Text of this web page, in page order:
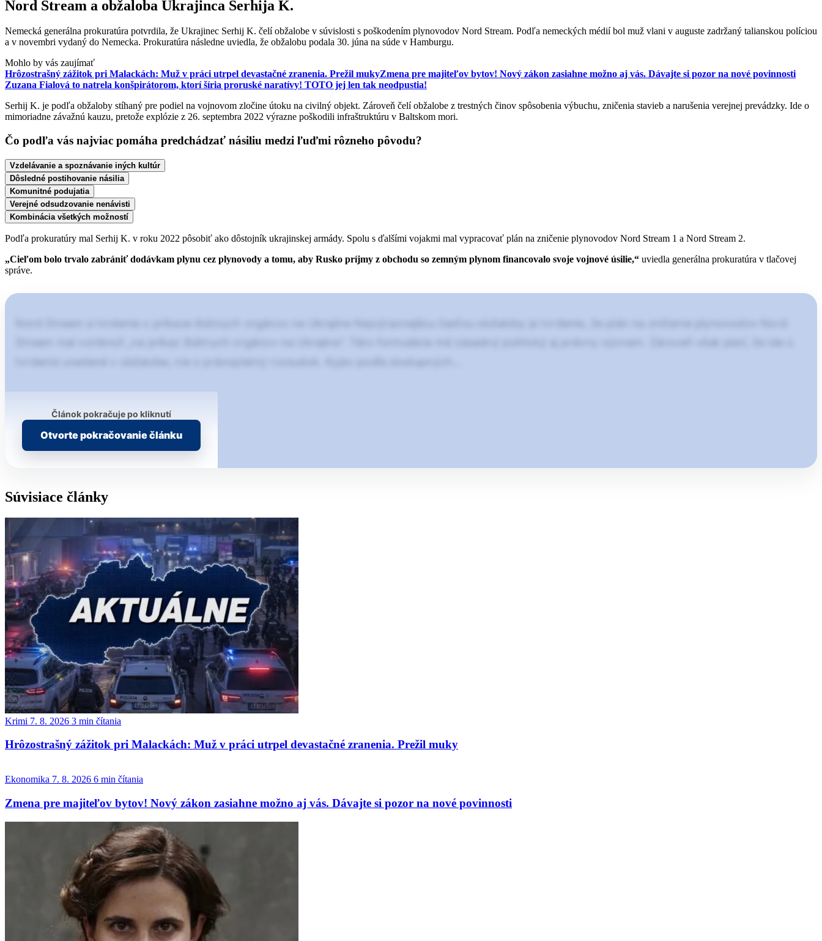
Nord Stream a obžaloba Ukrajinca Serhija K.
Nemecká generálna prokuratúra potvrdila, že Ukrajinec Serhij K. čelí obžalobe v súvislosti s poškodením plynovodov Nord Stream. Podľa nemeckých médií bol muž vlani v auguste zadržaný talianskou políciou
a v novembri vydaný do Nemecka. Prokuratúra následne uviedla, že obžalobu podala 30. júna na súde v Hamburgu.
Mohlo by vás zaujímať
Hrôzostrašný zážitok pri Malackách: Muž v práci utrpel devastačné zranenia. Prežil mukyZmena pre majiteľov bytov! Nový zákon zasiahne možno aj vás. Dávajte si pozor na nové povinnosti
Zuzana Fialová to natrela konšpirátorom, ktorí šíria proruské naratívy! TOTO jej len tak neodpustia!
Serhij K. je podľa obžaloby stíhaný pre podiel na vojnovom zločine útoku na civilný objekt. Zároveň čelí obžalobe z trestných činov spôsobenia výbuchu, zničenia stavieb a narušenia verejnej prevádzky. Ide o
mimoriadne závažnú kauzu, pretože explózie z 26. septembra 2022 výrazne poškodili infraštruktúru v Baltskom mori.
Čo podľa vás najviac pomáha predchádzať násiliu medzi ľuďmi rôzneho pôvodu?
Vzdelávanie a spoznávanie iných kultúr
Dôsledné postihovanie násilia
Komunitné podujatia
Verejné odsudzovanie nenávisti
Kombinácia všetkých možností
Podľa prokuratúry mal Serhij K. v roku 2022 pôsobiť ako dôstojník ukrajinskej armády. Spolu s ďalšími vojakmi mal vypracovať plán na zničenie plynovodov Nord Stream 1 a Nord Stream 2.
„Cieľom bolo trvalo zabrániť dodávkam plynu cez plynovody a tomu, aby Rusko príjmy z obchodu so zemným plynom financovalo svoje vojnové úsilie,“ uviedla generálna prokuratúra v tlačovej
správe.
Článok pokračuje po kliknutí
Otvorte pokračovanie článku
Súvisiace články
Krimi 7. 8. 2026 3 min čítania
Hrôzostrašný zážitok pri Malackách: Muž v práci utrpel devastačné zranenia. Prežil muky
Ekonomika 7. 8. 2026 6 min čítania
Zmena pre majiteľov bytov! Nový zákon zasiahne možno aj vás. Dávajte si pozor na nové povinnosti